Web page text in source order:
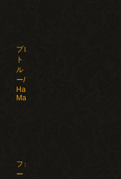
プロジェク
ト・ヘイ
ル・メアリ
ー/Project
Hail
Mary(2026)
フォ
ー・オ